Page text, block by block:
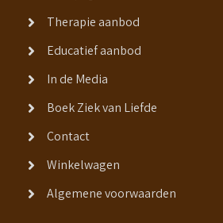
Therapie aanbod
Educatief aanbod
In de Media
Boek Ziek van Liefde
Contact
Winkelwagen
Algemene voorwaarden